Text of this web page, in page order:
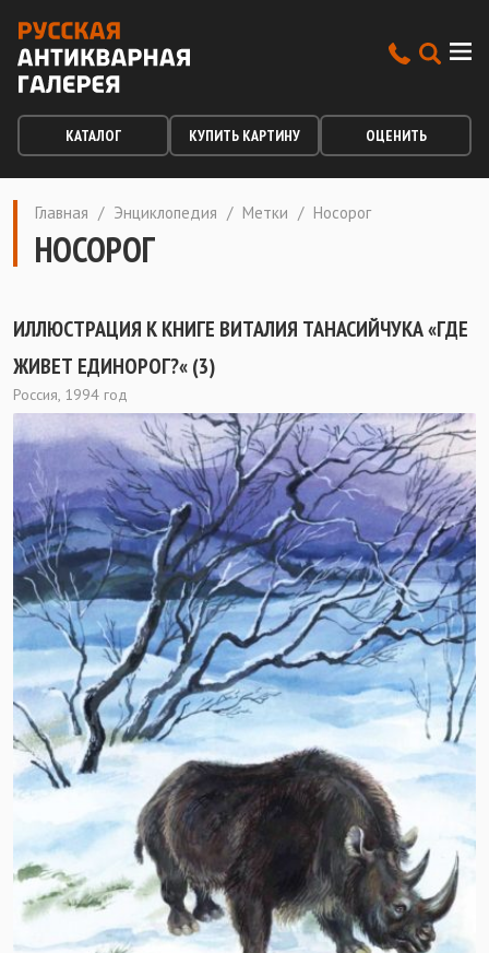
КАТАЛОГ КУПИТЬ КАРТИНУ ОЦЕНИТЬ
Главная / Энциклопедия / Метки / Носорог
НОСОРОГ
ИЛЛЮСТРАЦИЯ К КНИГЕ ВИТАЛИЯ ТАНАСИЙЧУКА «ГДЕ
ЖИВЕТ ЕДИНОРОГ?« (3)
Россия, 1994 год